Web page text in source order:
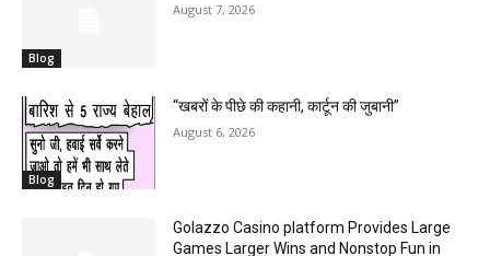
Blog
August 7, 2026
Blog
“खबरों के पीछे की कहानी, कार्टून की जुबानी”
August 6, 2026
Golazzo Casino platform Provides Large
Games Larger Wins and Nonstop Fun in